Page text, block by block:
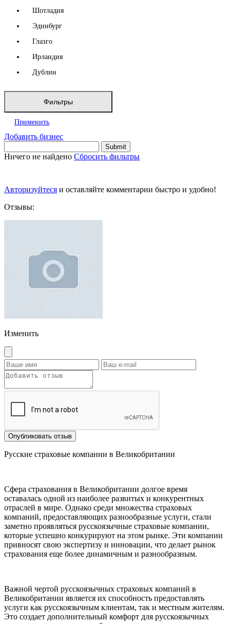
Шотладия
Эдинбург
Глазго
Ирландия
Дублин
Фильтры
Применить
Добавить бизнес
Ничего не найдено Сбросить фильтры
Авторизуйтеся и оставляйте комментарии быстро и удобно!
Отзывы:
Изменить
Опубликовать отзыв
Русские страховые компании в Великобритании
Сфера страхования в Великобритании долгое время
оставалась одной из наиболее развитых и конкурентных
отраслей в мире. Однако среди множества страховых
компаний, предоставляющих разнообразные услуги, стали
заметно проявляться русскоязычные страховые компании,
которые успешно конкурируют на этом рынке. Эти компании
привносят свою экспертизу и инновации, что делает рынок
страхования еще более динамичным и разнообразным.
Важной чертой русскоязычных страховых компаний в
Великобритании является их способность предоставлять
услуги как русскоязычным клиентам, так и местным жителям.
Это создает дополнительный комфорт для русскоязычных